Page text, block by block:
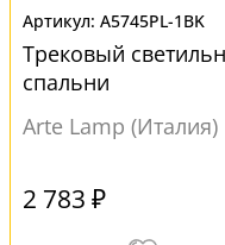
A5745PL-1BK
Трековый
спальни
Arte Lamp (Италия)
2 783 ₽